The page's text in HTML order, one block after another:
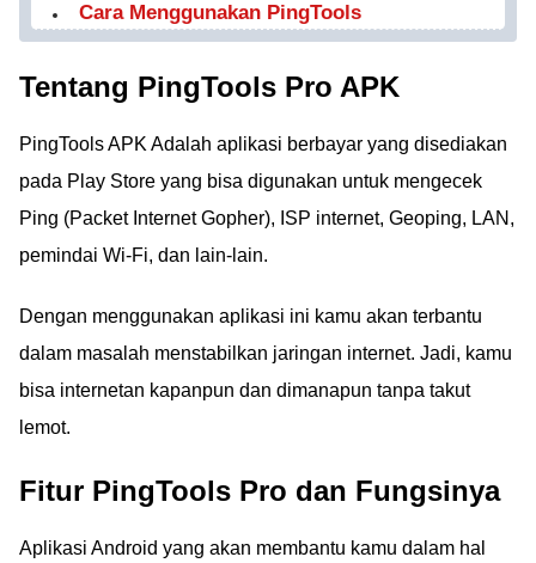
Cara Menggunakan PingTools
Tentang PingTools Pro APK
PingTools APK Adalah aplikasi berbayar yang disediakan
pada Play Store yang bisa digunakan untuk mengecek
Ping (Packet Internet Gopher), ISP internet, Geoping, LAN,
pemindai Wi-Fi, dan lain-lain.
Dengan menggunakan aplikasi ini kamu akan terbantu
dalam masalah menstabilkan jaringan internet. Jadi, kamu
bisa internetan kapanpun dan dimanapun tanpa takut
lemot.
Fitur PingTools Pro dan Fungsinya
Aplikasi Android yang akan membantu kamu dalam hal